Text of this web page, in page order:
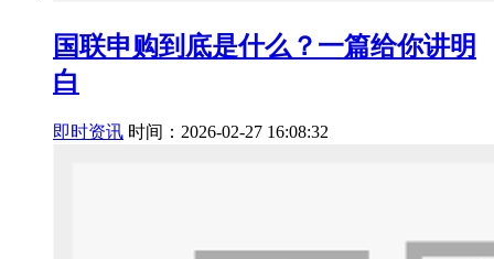
国联申购到底是什么？一篇给你讲明
白
即时资讯 时间：2026-02-27 16:08:32